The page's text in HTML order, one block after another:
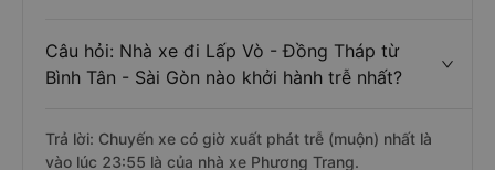
Câu hỏi: Nhà xe đi Lấp Vò - Đồng Tháp từ
Bình Tân - Sài Gòn nào khởi hành trễ nhất?
Trả lời: Chuyến xe có giờ xuất phát trễ (muộn) nhất là
vào lúc 23:55 là của nhà xe Phương Trang.